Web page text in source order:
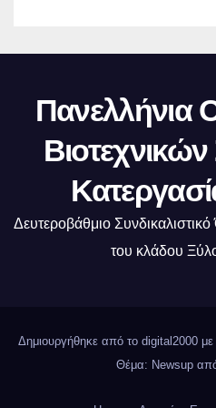
Πανελλήνια
Δευτεροβάθμιο
του κλάδου
Δημιουργήθηκε από το digital2000
Θέμα: Newsup